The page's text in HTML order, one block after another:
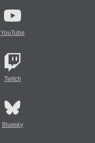
YouTube
Twitch
Bluesky